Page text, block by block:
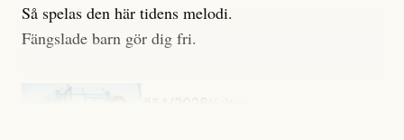
Så spelas den här tidens melodi.
Fängslade barn gör dig fri.